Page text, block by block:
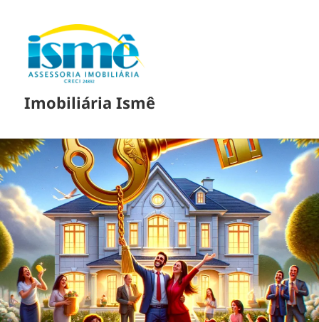
Imobiliária Ismê